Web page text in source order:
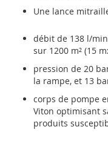
Une lance
débit de 138 l/
sur 1200 m² (15
pression de 20
la rampe, et 13
corps de pompe
Viton optimisant
produits